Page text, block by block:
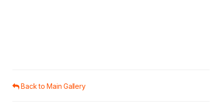
Back to Main Gallery